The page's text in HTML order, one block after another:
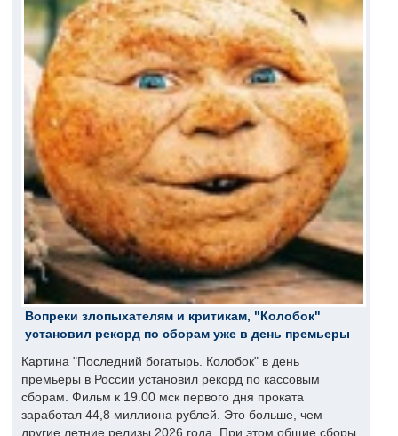
Вопреки злопыхателям и критикам, "Колобок"
установил рекорд по сборам уже в день премьеры
Картина "Последний богатырь. Колобок" в день
премьеры в России установил рекорд по кассовым
сборам. Фильм к 19.00 мск первого дня проката
заработал 44,8 миллиона рублей. Это больше, чем
другие летние релизы 2026 года. При этом общие сборы